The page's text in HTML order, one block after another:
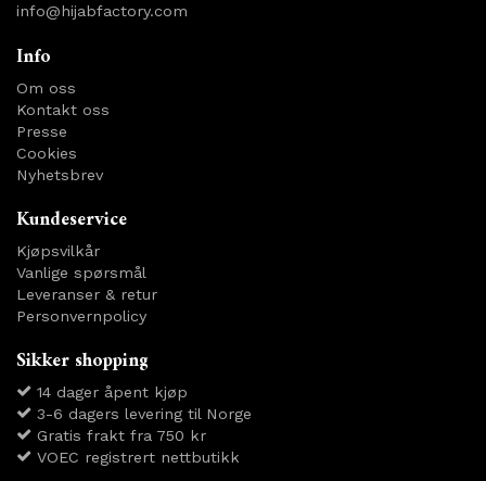
info@hijabfactory.com
Info
Om oss
Kontakt oss
Presse
Cookies
Nyhetsbrev
Kundeservice
Kjøpsvilkår
Vanlige spørsmål
Leveranser & retur
Personvernpolicy
Sikker shopping
14 dager åpent kjøp
3-6 dagers levering til Norge
Gratis frakt fra 750 kr
VOEC registrert nettbutikk